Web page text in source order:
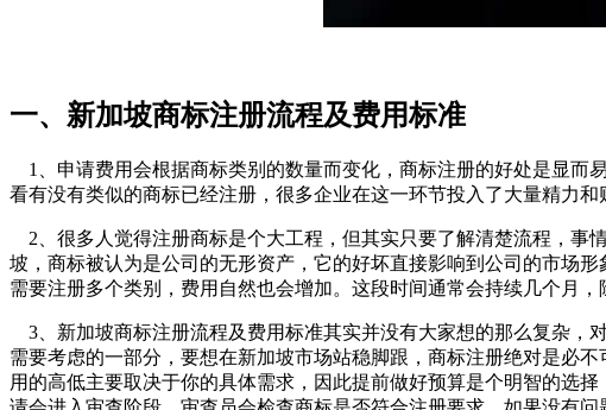
一、新加坡商标注册流程及费用标准
1、申请费用会根据商标类别的数量而变化，商标注册的好处是显而
看有没有类似的商标已经注册，很多企业在这一环节投入了大量精力和
2、很多人觉得注册商标是个大工程，但其实只要了解清楚流程，事
坡，商标被认为是公司的无形资产，它的好坏直接影响到公司的市场
需要注册多个类别，费用自然也会增加。这段时间通常会持续几个月
3、新加坡商标注册流程及费用标准其实并没有大家想的那么复杂，
需要考虑的一部分，要想在新加坡市场站稳脚跟，商标注册绝对是必
用的高低主要取决于你的具体需求，因此提前做好预算是个明智的选